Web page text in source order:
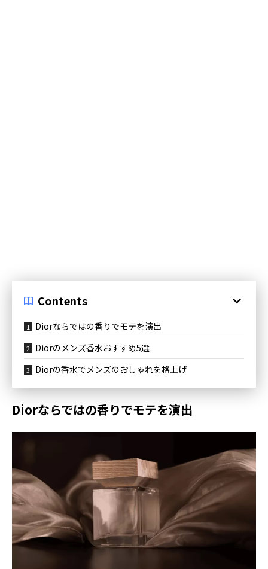
Contents
Diorならではの香りでモテを演出
Diorのメンズ香水おすすめ5選
Diorの香水でメンズのおしゃれを格上げ
Diorならではの香りでモテを演出